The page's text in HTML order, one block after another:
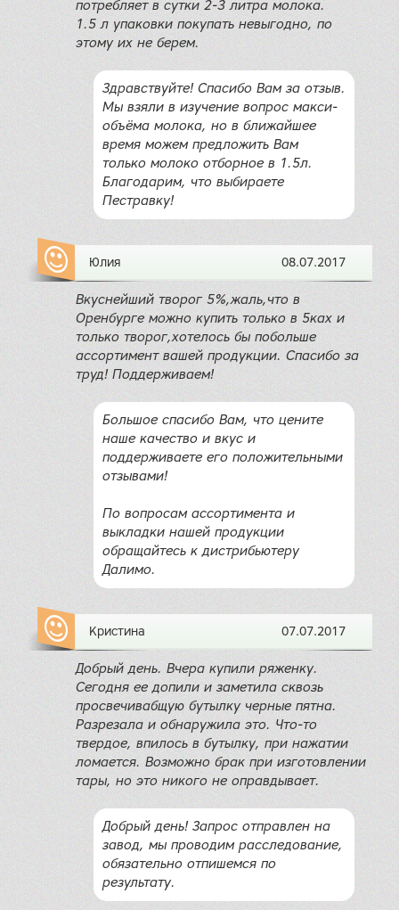
потребляет в сутки 2-3 литра молока.
1.5 л упаковки покупать невыгодно, по
этому их не берем.
Здравствуйте! Спасибо Вам за отзыв.
Мы взяли в изучение вопрос макси-
объёма молока, но в ближайшее
время можем предложить Вам
только молоко отборное в 1.5л.
Благодарим, что выбираете
Пестравку!
Юлия 08.07.2017
Вкуснейший творог 5%,жаль,что в
Оренбурге можно купить только в 5ках и
только творог,хотелось бы побольше
ассортимент вашей продукции. Спасибо за
труд! Поддерживаем!
Большое спасибо Вам, что цените
наше качество и вкус и
поддерживаете его положительными
отзывами!
По вопросам ассортимента и
выкладки нашей продукции
обращайтесь к дистрибьютеру
Далимо.
Кристина 07.07.2017
Добрый день. Вчера купили ряженку.
Сегодня ее допили и заметила сквозь
просвечивабщую бутылку черные пятна.
Разрезала и обнаружила это. Что-то
твердое, впилось в бутылку, при нажатии
ломается. Возможно брак при изготовлении
тары, но это никого не оправдывает.
Добрый день! Запрос отправлен на
завод, мы проводим расследование,
обязательно отпишемся по
результату.